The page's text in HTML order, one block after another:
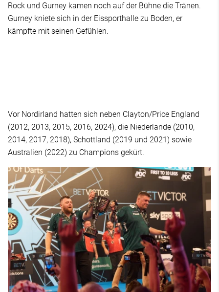
Rock und Gurney kamen noch auf der Bühne die Tränen.
Gurney kniete sich in der Eissporthalle zu Boden, er
kämpfte mit seinen Gefühlen.
Vor Nordirland hatten sich neben Clayton/Price England
(2012, 2013, 2015, 2016, 2024), die Niederlande (2010,
2014, 2017, 2018), Schottland (2019 und 2021) sowie
Australien (2022) zu Champions gekürt.